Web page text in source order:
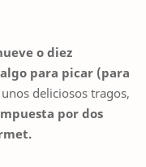
o diez
para picar (para
deliciosos tragos,
por dos